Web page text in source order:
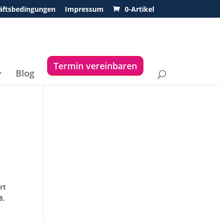
Impressum 0-Artikel
Blog
Termin vereinbaren